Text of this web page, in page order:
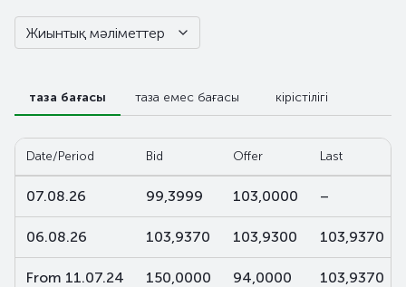
Жиынтық мәліметтер
таза бағасы таза емес бағасы кірістілігі
Date/Period Bid Offer Last
07.08.26 99,3999 103,0000 –
06.08.26 103,9370 103,9300 103,9370
From 11.07.24 150,0000 94,0000 103,9370